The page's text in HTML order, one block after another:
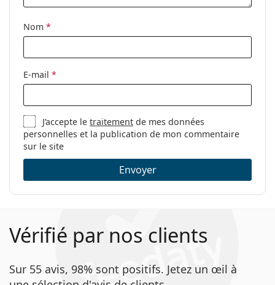
Nom *
E-mail *
J’accepte letraitement de mes données
personnelles et la publication de mon commentaire
sur le site
Envoyer
Vérifié par nos clients
Sur 55 avis, 98% sont positifs. Jetez un œil à